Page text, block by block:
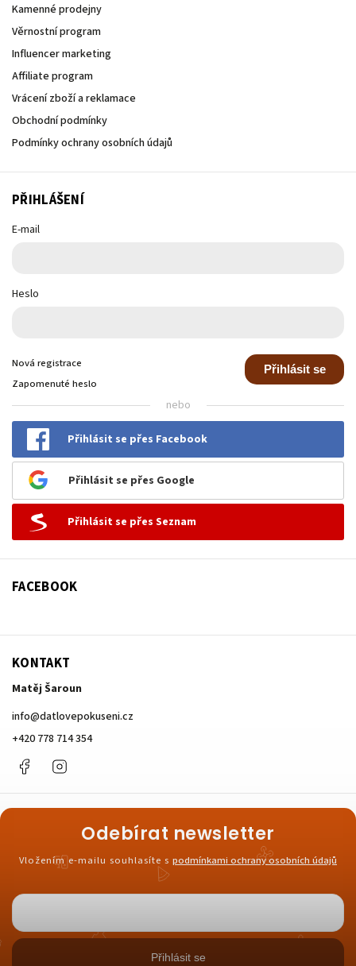
Kamenné prodejny
Věrnostní program
Influencer marketing
Affiliate program
Vrácení zboží a reklamace
Obchodní podmínky
Podmínky ochrany osobních údajů
PŘIHLÁŠENÍ
E-mail
Heslo
Přihlásit se
Nová registrace
Zapomenuté heslo
nebo
Přihlásit se přes Facebook
Přihlásit se přes Google
Přihlásit se přes Seznam
FACEBOOK
KONTAKT
Matěj Šaroun
info@datlovepokuseni.cz
+420 778 714 354
Facebook
Odebírat newsletter
Vložením e-mailu souhlasíte s podmínkami ochrany osobních údajů
Přihlásit se